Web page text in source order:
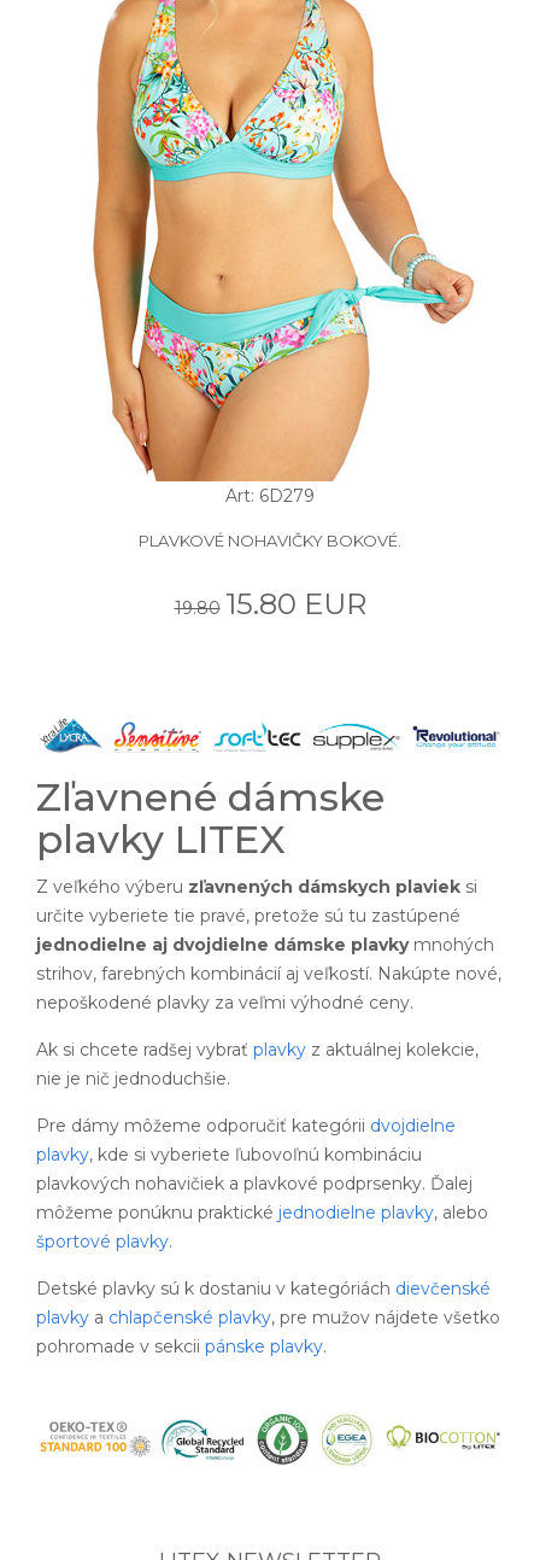
Art: 6D279
PLAVKOVÉ NOHAVIČKY BOKOVÉ.
19.80 15.80 EUR
Zľavnené dámske
plavky LITEX
Z veľkého výberu zľavnených dámskych plaviek si
určite vyberiete tie pravé, pretože sú tu zastúpené
jednodielne aj dvojdielne dámske plavkymnohých
strihov, farebných kombinácií aj veľkostí. Nakúpte nové,
nepoškodené plavky za veľmi výhodné ceny.
Ak si chcete radšej vybrať plavky z aktuálnej kolekcie,
nie je nič jednoduchšie.
Pre dámy môžeme odporučiť kategórii dvojdielne
plavky, kde si vyberiete ľubovoľnú kombináciu
plavkových nohavičiek a plavkové podprsenky. Ďalej
môžeme ponúknu praktické jednodielne plavky, alebo
športové plavky.
Detské plavky sú k dostaniu v kategóriách dievčenské
plavky a chlapčenské plavky, pre mužov nájdete všetko
pohromade v sekcii pánske plavky.